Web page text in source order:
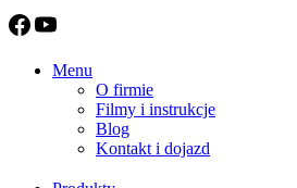
Menu
O firmie
Filmy i instrukcje
Blog
Kontakt i dojazd